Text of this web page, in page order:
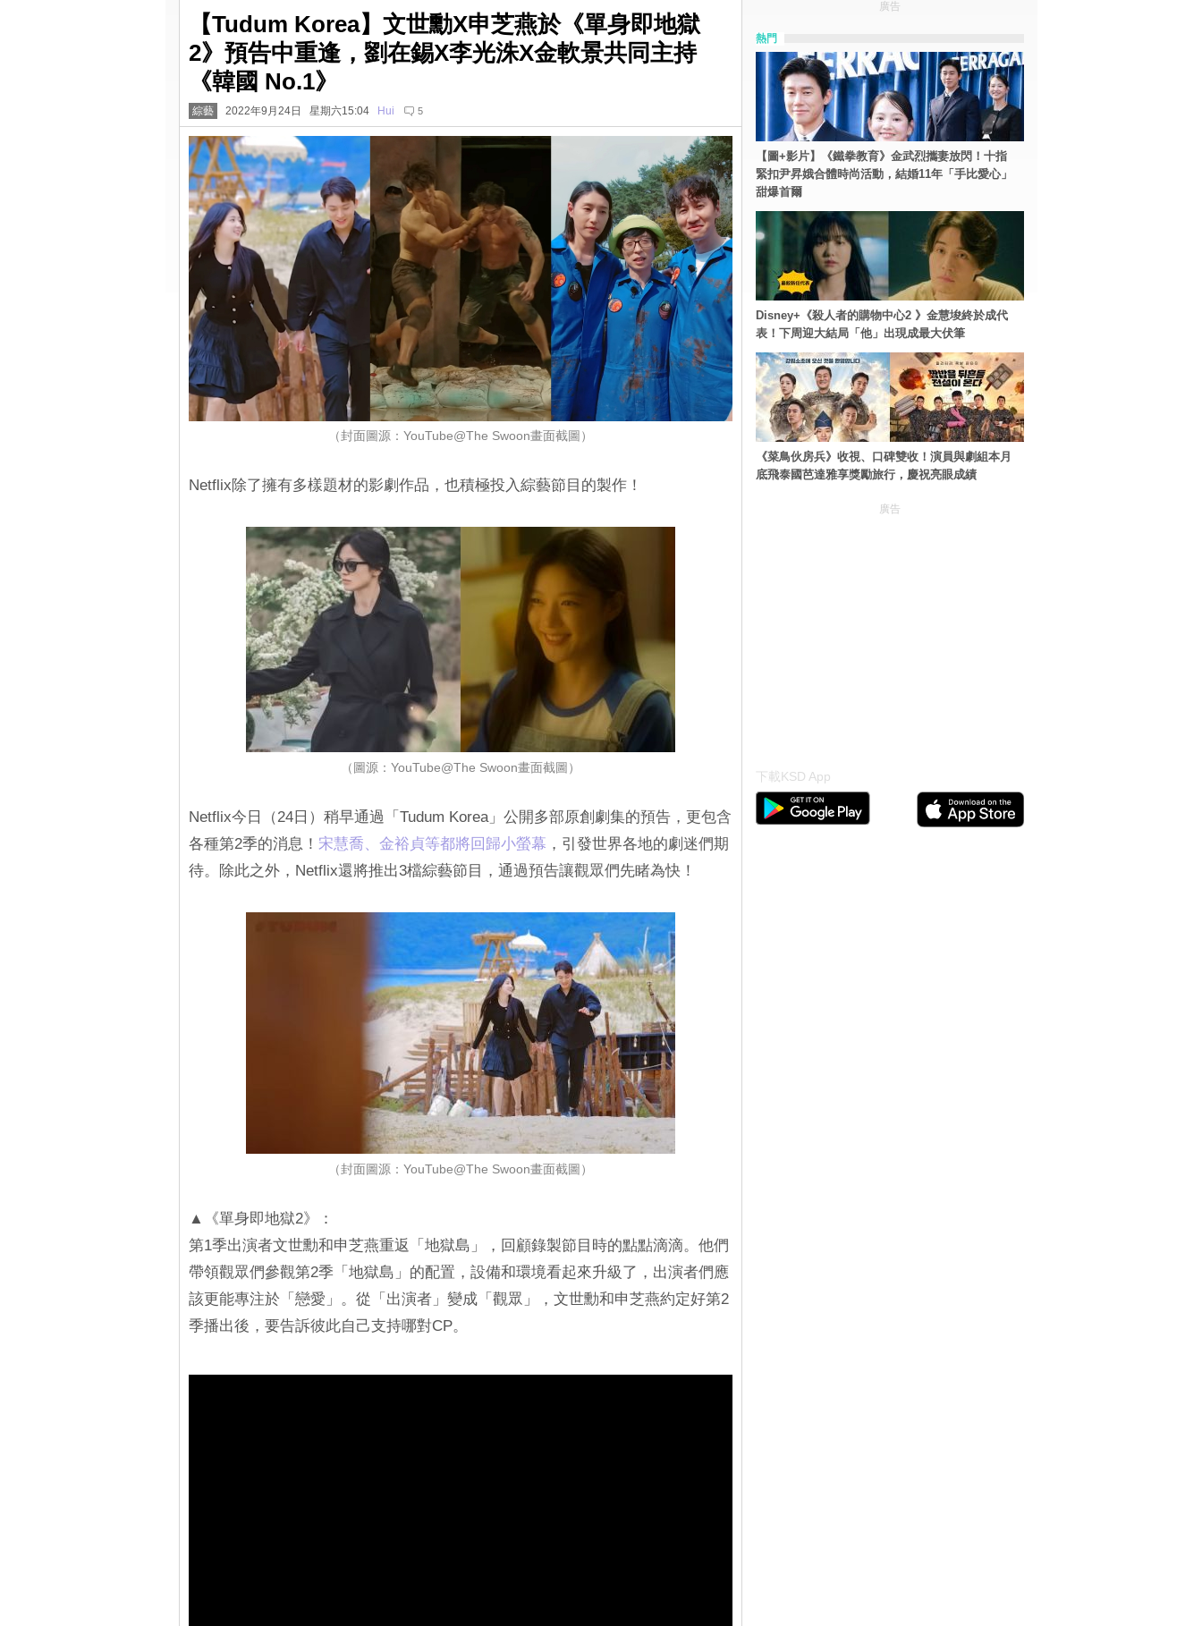
【Tudum Korea】文世勳X申芝燕於《單身即地獄
2》預告中重逢，劉在錫X李光洙X金軟景共同主持
《韓國 No.1》
綜藝 2022年9月24日 星期六15:04 Hui 5
（封面圖源：YouTube@The Swoon畫面截圖）
Netflix除了擁有多樣題材的影劇作品，也積極投入綜藝節目的製作！
（圖源：YouTube@The Swoon畫面截圖）
Netflix今日（24日）稍早通過「Tudum Korea」公開多部原創劇集的預告，更包含
各種第2季的消息！ 宋慧喬、金裕貞等都將回歸小螢幕 ，引發世界各地的劇迷們期
待。除此之外，Netflix還將推出3檔綜藝節目，通過預告讓觀眾們先睹為快！
（封面圖源：YouTube@The Swoon畫面截圖）
▲《單身即地獄2》：
第1季出演者文世勳和申芝燕重返「地獄島」，回顧錄製節目時的點點滴滴。他們
帶領觀眾們參觀第2季「地獄島」的配置，設備和環境看起來升級了，出演者們應
該更能專注於「戀愛」。從「出演者」變成「觀眾」，文世勳和申芝燕約定好第2
季播出後，要告訴彼此自己支持哪對CP。
廣告
熱門
【圖+影片】《鐵拳教育》金武烈攜妻放閃！十指
緊扣尹昇娥合體時尚活動，結婚11年「手比愛心」
甜爆首爾
Disney+《殺人者的購物中心2 》金慧埈終於成代
表！下周迎大結局「他」出現成最大伏筆
《菜鳥伙房兵》收視、口碑雙收！演員與劇組本月
底飛泰國芭達雅享獎勵旅行，慶祝亮眼成績
廣告
下載KSD App